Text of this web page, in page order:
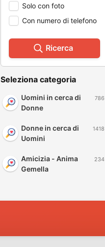
Solo con foto
Con numero di telefono
Ricerca
Seleziona categoria
Uomini in cerca di
Donne
786
Donne in cerca di
Uomini
1418
Amicizia - Anima
Gemella
234